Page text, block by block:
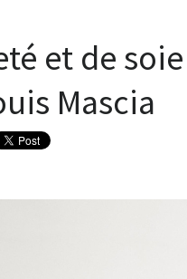
et de
Mascia